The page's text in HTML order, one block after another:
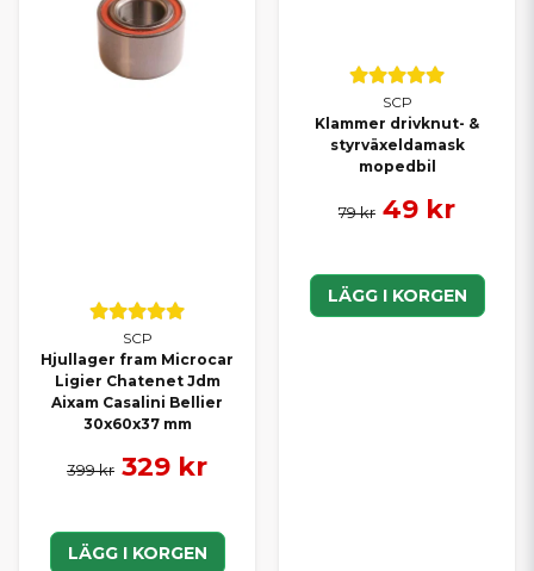
SCP
Hjullager fram Microcar
Ligier Chatenet Jdm
Aixam Casalini Bellier
30x60x37 mm
399 kr 329 kr
LÄGG I KORGEN
SCP
Klammer drivknut- &
styrväxeldamask
mopedbil
79 kr 49 kr
LÄGG I KORGEN